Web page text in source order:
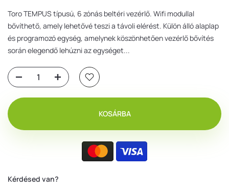
Toro TEMPUS típusú, 6 zónás beltéri vezérlő. Wifi modullal
bővíthető, amely lehetővé teszi a távoli elérést. Külön álló alaplap
és programozó egység, amelynek köszönhetően vezérlő bővítés
során elegendő lehúzni az egységet...
KOSÁRBA
Kérdésed van?